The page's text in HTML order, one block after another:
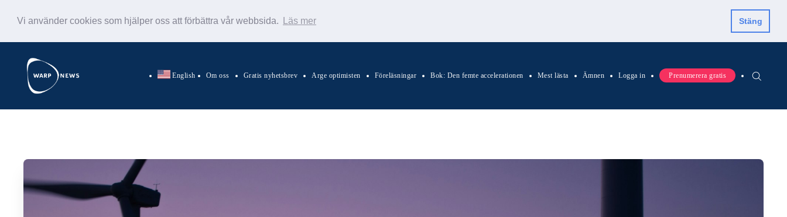
Vi använder cookies som hjälper oss att förbättra vår webbsida. Läs mer Stäng
English Om oss Gratis nyhetsbrev Arge optimisten Föreläsningar Bok: Den femte accelerationen Mest lästa Ämnen Logga in Prenumerera gratis